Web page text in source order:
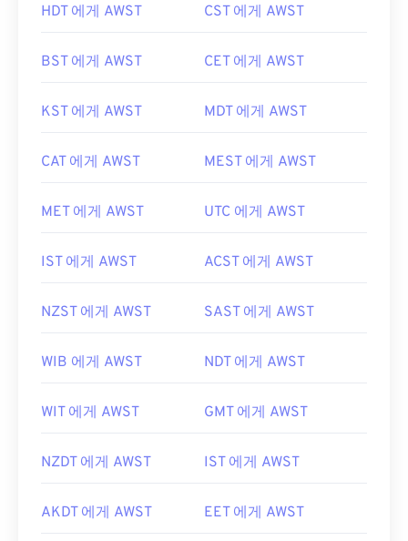
HDT 에게 AWST CST 에게 AWST
BST 에게 AWST CET 에게 AWST
KST 에게 AWST MDT 에게 AWST
CAT 에게 AWST MEST 에게 AWST
MET 에게 AWST UTC 에게 AWST
IST 에게 AWST ACST 에게 AWST
NZST 에게 AWST SAST 에게 AWST
WIB 에게 AWST NDT 에게 AWST
WIT 에게 AWST GMT 에게 AWST
NZDT 에게 AWST IST 에게 AWST
AKDT 에게 AWST EET 에게 AWST